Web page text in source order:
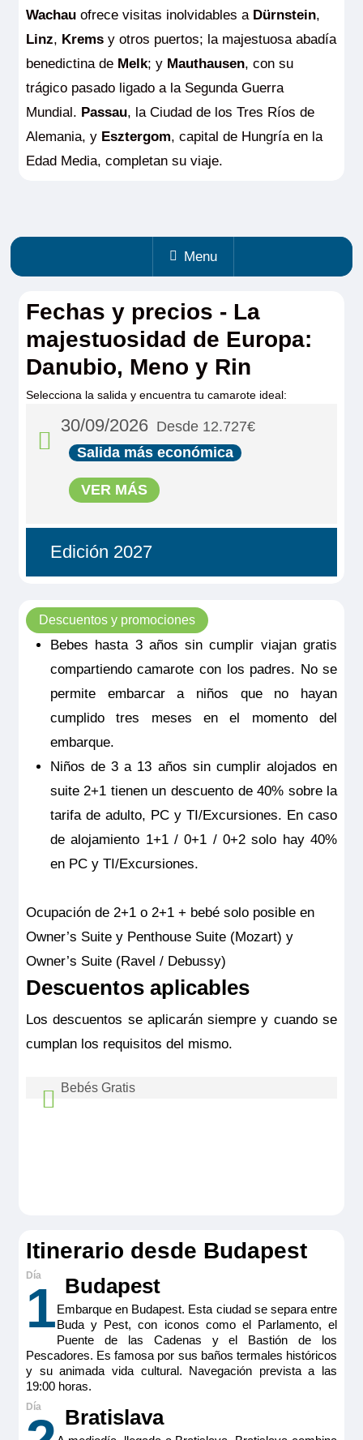
Wachauofrece visitas inolvidables a Dürnstein,
Linz, Kremsy otros puertos; la majestuosa abadía
benedictina de Melk; y Mauthausen, con su
trágico pasado ligado a la Segunda Guerra
Mundial. Passau, la Ciudad de los Tres Ríos de
Alemania, y Esztergom, capital de Hungría en la
Edad Media, completan su viaje.
Menu
Fechas y precios - La
majestuosidad de Europa:
Danubio, Meno y Rin
Selecciona la salida y encuentra tu camarote ideal:
30/09/2026 Desde 12.727€
Salida más económica
VER MÁS
RiverSide Debussy
Symphony Suite – Puente Superior – Riverside
Todo incluido por 15.191€13.777€ p.p.
Pensión completa con excursiones por15.541€14.127€ p.p.
Todo incluido con excursionespor16.591€15.177€ p.p.
Reservar
La suite Symphony con casi 18 metros cuadrados ofrece una
gran comodidad. Dispone de sábanas de la más fina calidad,
vistas exteriores con sus ventanas-balcon panoramica.
Cuenta con armario vestidor, sofá, mesa de comedor/ café
regulable en altura, escritorio/ zona de minibar con cafetera
espresso, TV HD, caja fuerte, secador y electricidad 220V
con puertas interconectadas
RiverSide Debussy
Edición 2027
Descuentos y promociones
Bebes hasta 3 años sin cumplir viajan gratis
compartiendo camarote con los padres. No se
permite embarcar a niños que no hayan
cumplido tres meses en el momento del
embarque.
Niños de 3 a 13 años sin cumplir alojados en
suite 2+1 tienen un descuento de 40% sobre la
tarifa de adulto, PC y TI/Excursiones. En caso
de alojamiento 1+1 / 0+1 / 0+2 solo hay 40%
en PC y TI/Excursiones.
Ocupación de 2+1 o 2+1 + bebé solo posible en
Owner’s Suite y Penthouse Suite (Mozart) y
Owner’s Suite (Ravel / Debussy)
Descuentos aplicables
Los descuentos se aplicarán siempre y cuando se
cumplan los requisitos del mismo.
Bebés Gratis
aéreos, tasas aéreas, excursiones y otros
Itinerario desde Budapest
1 Budapest
Embarque en Budapest. Esta ciudad se separa entre
Buda y Pest, con iconos como el Parlamento, el
Puente de las Cadenas y el Bastión de los
Pescadores. Es famosa por sus baños termales históricos
y su animada vida cultural. Navegación prevista a las
19:00 horas.
Bratislava